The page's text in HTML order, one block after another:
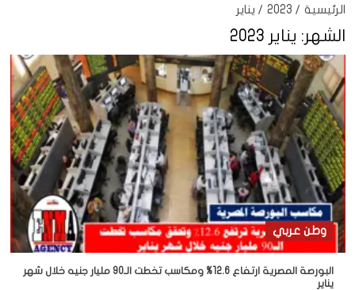
الرئيسية 2023 يناير
الشهر:يناير 2023
وطن عربي
البورصة المصرية ارتفاع 12.6% ومكاسب تخطت الـ90 مليار جنيه خلال شهر
يناير